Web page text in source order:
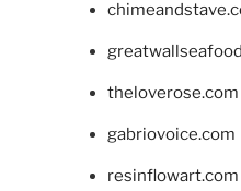
theloverose.com
gabriovoice.com
resinflowart.com